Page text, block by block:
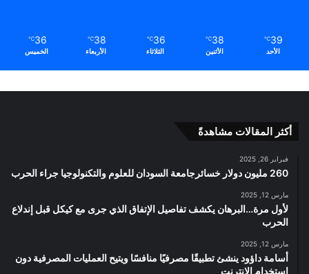
39
℃
الأحد
38
℃
الأثنين
36
℃
الثلاثاء
38
℃
الأربعاء
36
℃
الخميس
أكثر المقالات مشاهدةً
فبراير 26, 2025
260 مليون دولار خسائرجامعة السودان للعلوم والتكنولوجيا جراء الحرب
مارس 12, 2025
لأول مرة…البرهان يكشف تفاصيل الإتفاق الذي جرى مع كيكل قبل إندلاع
الحرب
مارس 12, 2025
أسامة داؤود ينشئ تطبيقًا مصرفيًا منافسًا ويتيح العمليات المصرفية دون
إستخدام الإنترنت